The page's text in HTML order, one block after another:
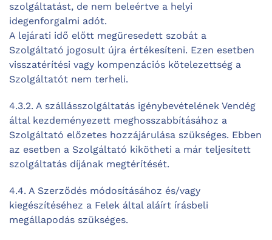
szolgáltatást, de nem beleértve a helyi
idegenforgalmi adót.
A lejárati idő előtt megüresedett szobát a
Szolgáltató jogosult újra értékesíteni. Ezen esetben
visszatérítési vagy kompenzációs kötelezettség a
Szolgáltatót nem terheli.
4.3.2. A szállásszolgáltatás igénybevételének Vendég
által kezdeményezett meghosszabbításához a
Szolgáltató előzetes hozzájárulása szükséges. Ebben
az esetben a Szolgáltató kikötheti a már teljesített
szolgáltatás díjának megtérítését.
4.4. A Szerződés módosításához és/vagy
kiegészítéséhez a Felek által aláírt írásbeli
megállapodás szükséges.